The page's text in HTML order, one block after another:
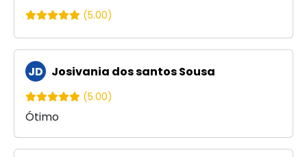
(5.00)
JD Josivania dos santos Sousa
(5.00)
Ótimo